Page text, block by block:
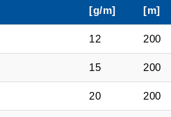
[g/m]
[m]
12 200
15 200
20 200